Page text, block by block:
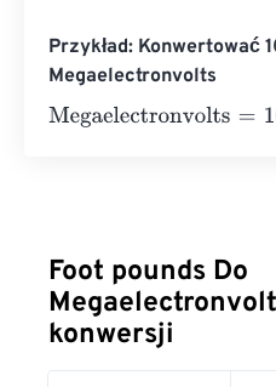
Przykład: Konwertować
Megaelectronvolts
Megaelectronvolts=10
Foot pounds Do
konwersji